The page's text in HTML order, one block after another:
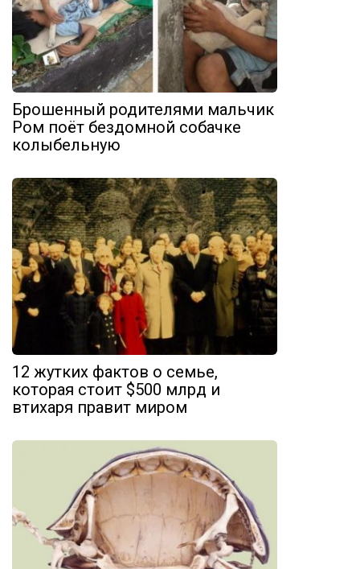
Брошенный родителями мальчик
Ром поёт бездомной собачке
колыбельную
12 жутких фактов о семье,
которая стоит $500 млрд и
втихаря правит миром